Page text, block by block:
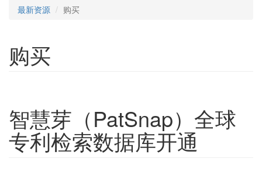
最新资源 购买
购买
智慧芽（PatSnap）全球
专利检索数据库开通